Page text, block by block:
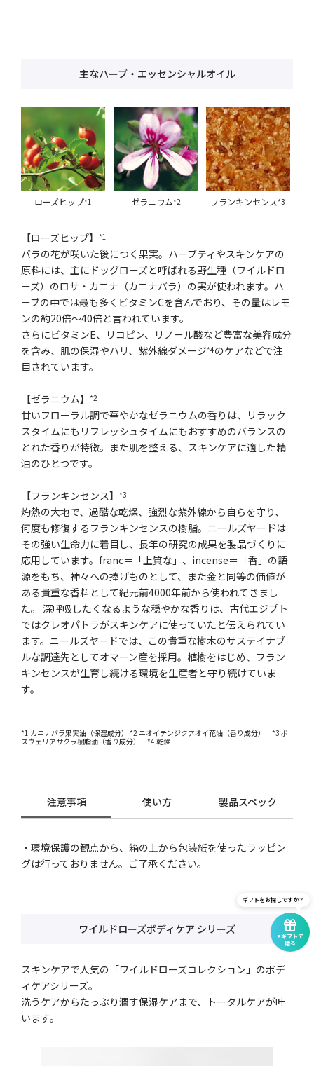
主なハーブ・エッセンシャルオイル
ローズヒップ*1 ゼラニウム*2 フランキンセンス*3
【ローズヒップ】*1
バラの花が咲いた後につく果実。ハーブティやスキンケアの
原料には、主にドッグローズと呼ばれる野生種（ワイルドロ
ーズ）のロサ・カニナ（カニナバラ）の実が使われます。ハ
ーブの中では最も多くビタミンCを含んでおり、その量はレモ
ンの約20倍～40倍と言われています。
さらにビタミンE、リコピン、リノール酸など豊富な美容成分
を含み、肌の保湿やハリ、紫外線ダメージ*4のケアなどで注
目されています。
【ゼラニウム】*2
甘いフローラル調で華やかなゼラニウムの香りは、リラック
スタイムにもリフレッシュタイムにもおすすめのバランスの
とれた香りが特徴。また肌を整える、スキンケアに適した精
油のひとつです。
【フランキンセンス】*3
灼熱の大地で、過酷な乾燥、強烈な紫外線から自らを守り、
何度も修復するフランキンセンスの樹脂。ニールズヤードは
その強い生命力に着目し、長年の研究の成果を製品づくりに
応用しています。franc＝「上質な」、incense＝「香」の語
源をもち、神々への捧げものとして、また金と同等の価値が
ある貴重な香料として紀元前4000年前から使われてきまし
た。 深呼吸したくなるような穏やかな香りは、古代エジプト
ではクレオパトラがスキンケアに使っていたと伝えられてい
ます。ニールズヤードでは、この貴重な樹木のサステイナブ
ルな調達先としてオマーン産を採用。植樹をはじめ、フラン
キンセンスが生育し続ける環境を生産者と守り続けていま
す。
*1 カニナバラ果実油（保湿成分） *2 ニオイテンジクアオイ花油（香り成分） *3 ボ
スウェリアサクラ樹脂油（香り成分） *4 乾燥
注意事項 使い方 製品スペック
・環境保護の観点から、箱の上から包装紙を使ったラッピン
グは行っておりません。ご了承ください。
ワイルドローズボディケア シリーズ
スキンケアで人気の「ワイルドローズコレクション」のボデ
ィケアシリーズ。
洗うケアからたっぷり潤す保湿ケアまで、トータルケアが叶
います。
eギフトで
贈る
ギフトをお探しですか？